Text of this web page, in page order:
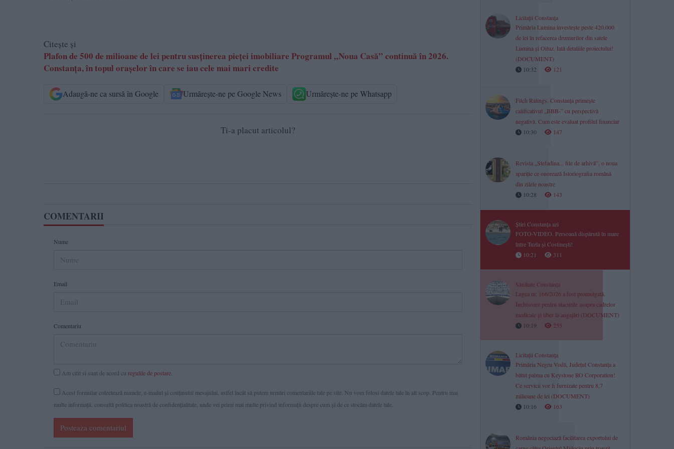
Citește și
Plafon de 500 de milioane de lei pentru susținerea pieței imobiliare Programul „Noua Casă” continuă în 2026.
Constanța, în topul orașelor în care se iau cele mai mari credite
Adaugă-ne ca sursă în Google Urmărește-ne pe Google News Urmărește-ne pe Whatsapp
Ti-a placut articolul?
COMENTARII
Nume
Email
Comentariu
Am citit si sunt de acord cu regulile de postare
Acest formular colectează numele, e-mailul şi conținutul mesajului, astfel încât să putem urmări comentariile tale pe site. Nu vom folosi datele tale în alt scop. Pentru mai
multe informaţii, consultă politica noastră de confidenţialitate, unde vei primi mai multe privind informaţii despre cum și de ce stocăm datele tale.
Posteaza comentariul
Licitații Constanța
Primăria Lumina investește peste 420.000
de lei în refacerea drumurilor din satele
Lumina și Oituz. Iată detaliile proiectului!
(DOCUMENT)
10:32
121
Fitch Ratings. Constanța primește
calificativul „BBB-” cu perspectivă
negativă. Cum este evaluat profilul financiar
10:30
147
Revista „Stefadina... file de arhivă”, o noua
apariție ce onorează Istoriografia română
din zilele noastre
10:28
143
Știri Constanța azi
FOTO-VIDEO. Persoană dispărută în mare
între Tuzla și Costinești!
10:21
311
Sănătate Constanța
Legea nr. 166/2026 a fost promulgată.
Închisoare pentru atacurile asupra cadrelor
medicale și liber la angajări (DOCUMENT)
10:19
255
Licitații Constanța
Primăria Negru Vodă, Județul Constanța a
bătut palma cu Keystone RO Corporation!
Ce servicii vor fi furnizate pentru 8,7
milioane de lei (DOCUMENT)
10:16
163
România negociază facilitarea exportului de